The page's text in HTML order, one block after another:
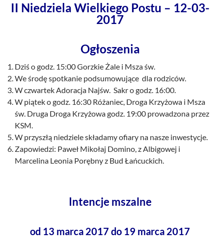
II Niedziela Wielkiego Postu – 12-03-
2017
Ogłoszenia
Dziś o godz. 15:00 Gorzkie Żale i Msza św.
We środę spotkanie podsumowujące dla rodziców.
W czwartek Adoracja Najśw. Sakr o godz. 16:00.
W piątek o godz. 16:30 Różaniec, Droga Krzyżowa i Msza
św. Druga Droga Krzyżowa godz. 19:00 prowadzona przez
KSM.
W przyszłą niedziele składamy ofiary na nasze inwestycje.
Zapowiedzi: Paweł Mikołaj Domino, z Albigowej i
Marcelina Leonia Porębny z Bud Łańcuckich.
Intencje mszalne
od 13 marca 2017 do 19 marca 2017